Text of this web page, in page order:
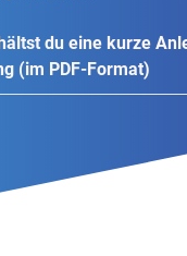
du eine kurze
(im PDF-Format)